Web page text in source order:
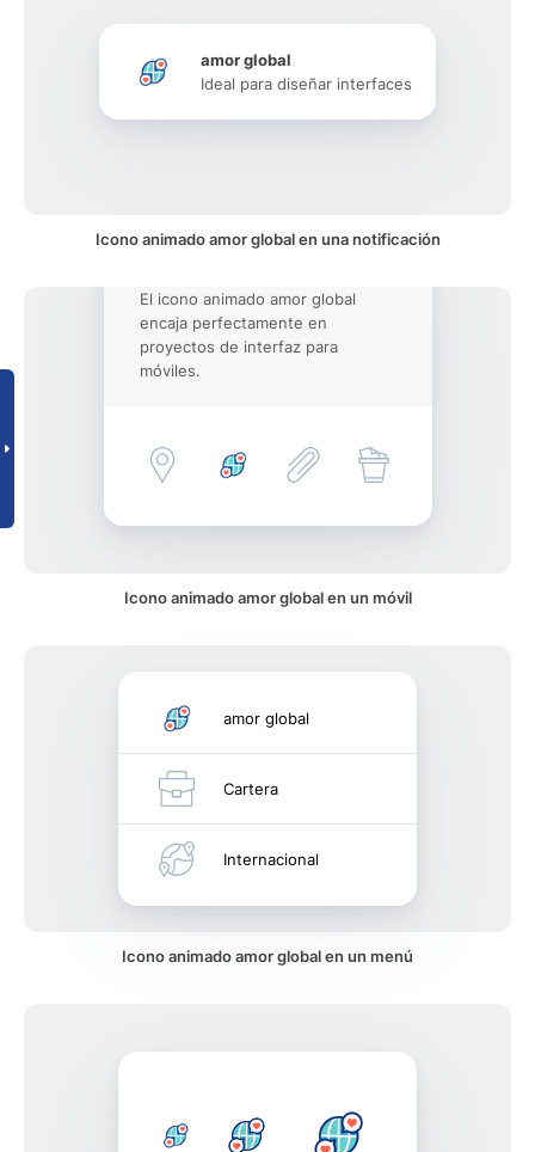
amor global
Ideal para diseñar interfaces
Icono animado amor global en una notificación
El icono animado amor global
encaja perfectamente en
proyectos de interfaz para
móviles.
Icono animado amor global en un móvil
amor global
Cartera
Internacional
Icono animado amor global en un menú